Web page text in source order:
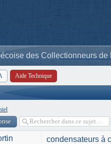
des Collectionneurs de
Aide Technique
condensateurs à